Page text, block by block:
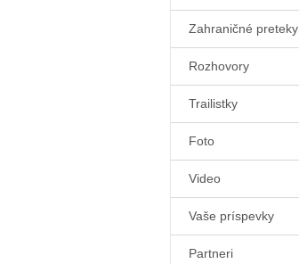
Zahraničné preteky
Rozhovory
Trailistky
Foto
Video
Vaše príspevky
Partneri